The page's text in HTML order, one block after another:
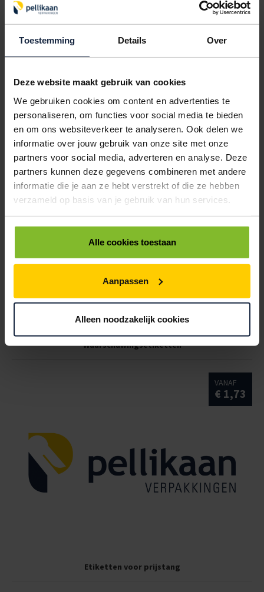
Toestemming Details Over
Deze website maakt gebruik van cookies
We gebruiken cookies om content en advertenties te
personaliseren, om functies voor social media te bieden
en om ons websiteverkeer te analyseren. Ook delen we
informatie over jouw gebruik van onze site met onze
partners voor social media, adverteren en analyse. Deze
partners kunnen deze gegevens combineren met andere
informatie die je aan ze hebt verstrekt of die ze hebben
verzameld op basis van je gebruik van hun services.
Alle cookies toestaan
Aanpassen
Alleen noodzakelijk cookies
Waarschuwingsetiketten
VANAF
€ 14,88
Etiketten voor prijstang
VANAF
€ 1,73